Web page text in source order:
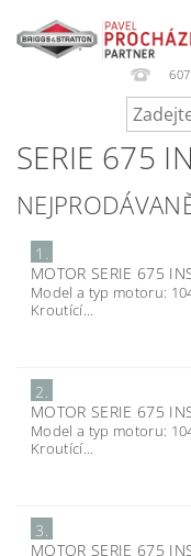
SERIE 675
1.
MOTOR SERIE 675
Model a typ motoru:
Kroutící...
2.
MOTOR SERIE 675
Model a typ motoru:
Kroutící...
3.
MOTOR SERIE 675